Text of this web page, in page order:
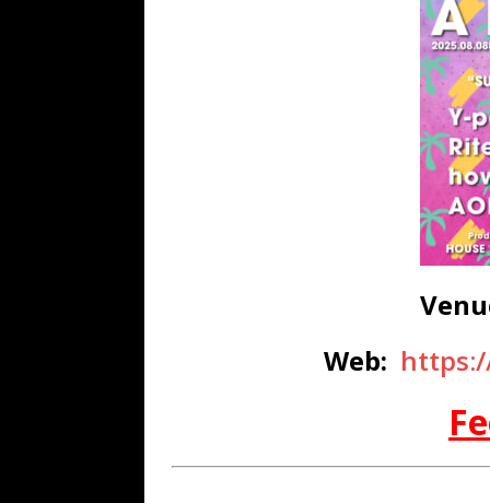
Web: